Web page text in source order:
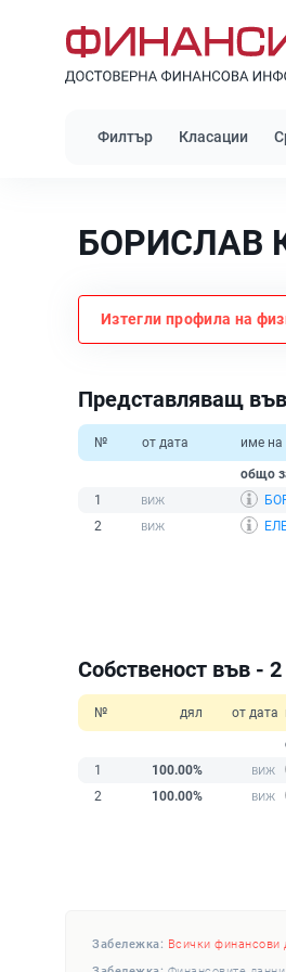
Филтър Класации
БОРИСЛАВ
Изтегли профила на
Представляващ
№ от дата име на
общо
1
2
Собственост във -
№ дял от дата
1
100.00%
2
100.00%
Забележка: Всички финансови